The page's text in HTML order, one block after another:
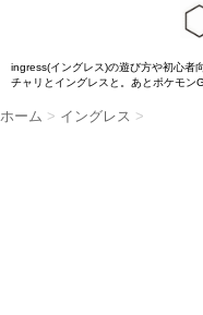
ingress(イングレス)の遊び方や初心者
チャリとイングレスと。あとポケモン
ホーム > イングレス >